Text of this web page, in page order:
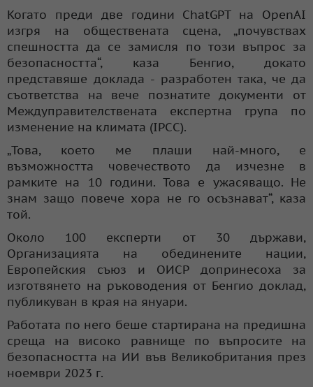
Когато преди две години ChatGPT на OpenAI
изгря на обществената сцена, „почувствах
спешността да се замисля по този въпрос за
безопасността“, каза Бенгио, докато
представяше доклада - разработен така, че да
съответства на вече познатите документи от
Междуправителствената експертна група по
изменение на климата (IPCC).
„Това, което ме плаши най-много, е
възможността човечеството да изчезне в
рамките на 10 години. Това е ужасяващо. Не
знам защо повече хора не го осъзнават“, каза
той.
Около 100 експерти от 30 държави,
Организацията на обединените нации,
Европейския съюз и ОИСР допринесоха за
изготвянето на ръководения от Бенгио доклад,
публикуван в края на януари.
Работата по него беше стартирана на предишна
среща на високо равнище по въпросите на
безопасността на ИИ във Великобритания през
ноември 2023 г.